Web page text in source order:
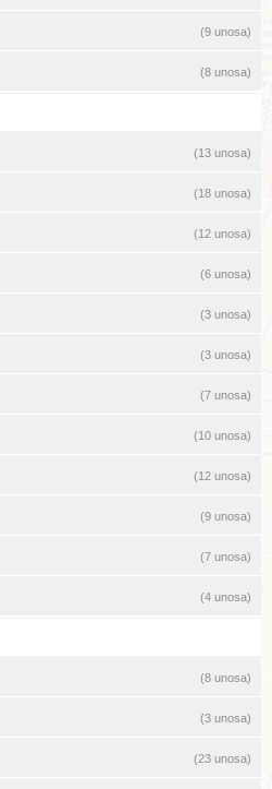
(9 unosa)
(8 unosa)
(13 unosa)
(18 unosa)
(12 unosa)
(6 unosa)
(3 unosa)
(3 unosa)
(7 unosa)
(10 unosa)
(12 unosa)
(9 unosa)
(7 unosa)
(4 unosa)
(8 unosa)
(3 unosa)
(23 unosa)